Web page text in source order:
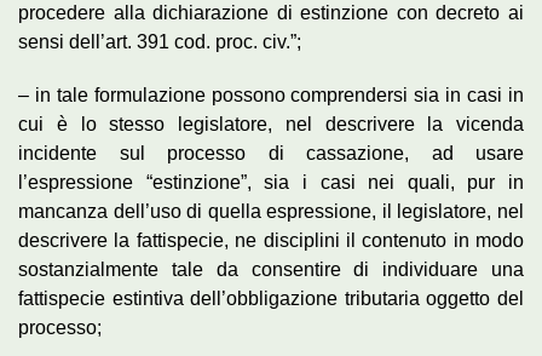
procedere alla dichiarazione di estinzione con decreto ai
sensi dell’art. 391 cod. proc. civ.”;
– in tale formulazione possono comprendersi sia in casi in
cui è lo stesso legislatore, nel descrivere la vicenda
incidente sul processo di cassazione, ad usare
l’espressione “estinzione”, sia i casi nei quali, pur in
mancanza dell’uso di quella espressione, il legislatore, nel
descrivere la fattispecie, ne disciplini il contenuto in modo
sostanzialmente tale da consentire di individuare una
fattispecie estintiva dell’obbligazione tributaria oggetto del
processo;